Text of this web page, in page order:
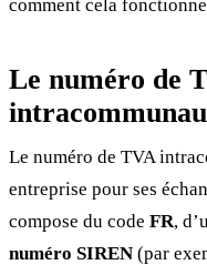
comment cela
Le numéro de
Le numéro de TVA
entreprise pour ses
compose du code FR,
numéro SIREN (par